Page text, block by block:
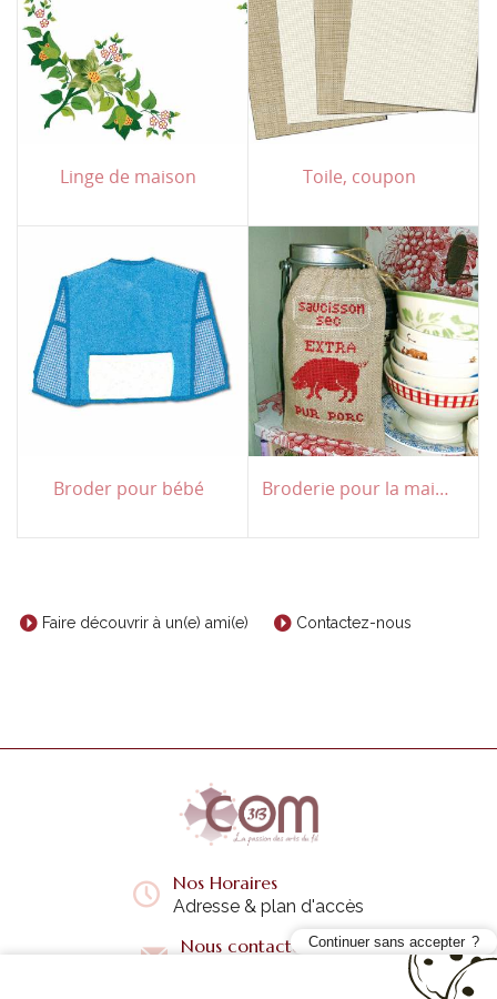
Linge de maison Toile, coupon
Broder pour bébé Broderie pour la maison
Faire découvrir à un(e) ami(e) Contactez-nous
Nos Horaires
Adresse & plan d'accès
Nous contacter Continuer sans accepter